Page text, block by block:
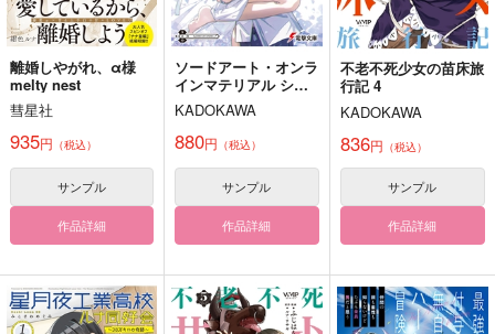
ルナとやさしいおにい
ちゃん
ハブハブランチ
787円 （税込）
サンプル
作品詳細
最下層のリヒト
シュテルン
990円
マックス×カート
サンプル
作品詳細
オクバデ短編集
1 LUNA
紅月夜
629円 （税込）
オクジー×バデーニ
サンプル
作品詳細
サンプル
カート
サンプル
カート
サンプル
カート
離婚しやがれ、α様
melty nest
彗星社
935円 （税込）
サンプル
作品詳細
ソードアート・オンラ
インマテリアル シュ
ガーリィ・デイズ 001
KADOKAWA
880円 （税込）
サンプル
作品詳細
不老不死少女の苗床旅
行記 4
KADOKAWA
836円 （税込）
サンプル
作品詳細